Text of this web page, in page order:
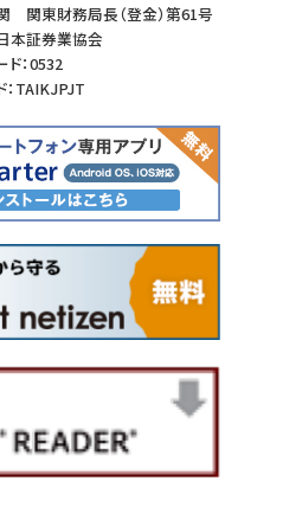
関東財務局長（登金）第61号
本証券業協会
：0532
：TAIKJPJT